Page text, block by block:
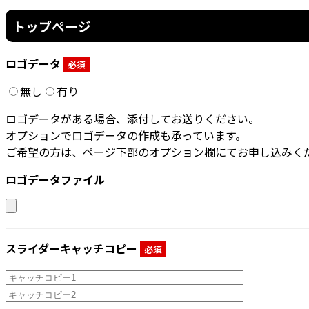
トップページ
ロゴデータ 必須
無し
有り
ロゴデータがある場合、添付してお送りください。
オプションでロゴデータの作成も承っています。
ご希望の方は、ページ下部のオプション欄にてお申し込みく
ロゴデータファイル
スライダーキャッチコピー 必須